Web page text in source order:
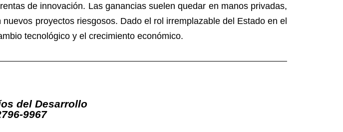
de innovación. Las ganancias suelen quedar en manos privadas,
proyectos riesgosos. Dado el rol irremplazable del Estado en el
tecnológico y el crecimiento económico.
del Desarrollo
9967